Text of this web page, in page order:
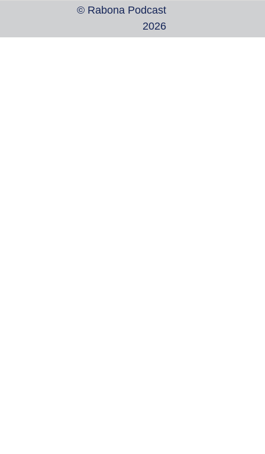
© Rabona Podcast
2026